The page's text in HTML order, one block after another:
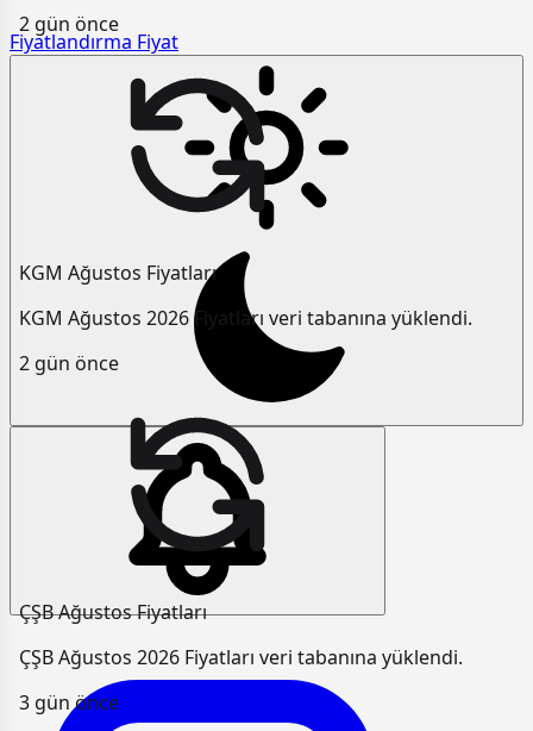
Fiyatlandırma Fiyat
2 gün önce
KGM Ağustos Fiyatları
KGM Ağustos 2026 Fiyatları veri tabanına yüklendi.
2 gün önce
ÇŞB Ağustos Fiyatları
ÇŞB Ağustos 2026 Fiyatları veri tabanına yüklendi.
3 gün önce